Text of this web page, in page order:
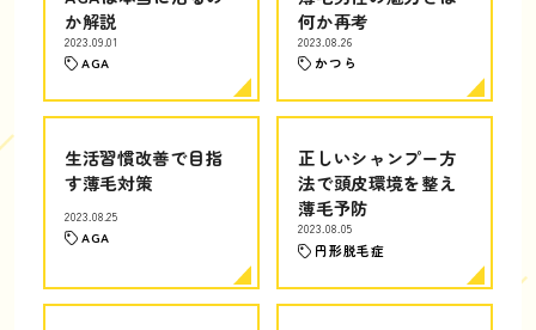
か解説
2023.09.01
AGA
何か再考
2023.08.26
かつら
生活習慣改善で目指
す薄毛対策
2023.08.25
AGA
正しいシャンプー方
法で頭皮環境を整え
薄毛予防
2023.08.05
円形脱毛症